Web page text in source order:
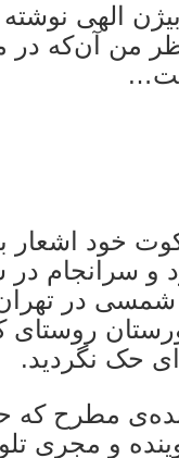
الهی
من آن‌که در
خود اشعار
و سرانجام
در
روستای
حک نگردید.
مطرح
و مجری